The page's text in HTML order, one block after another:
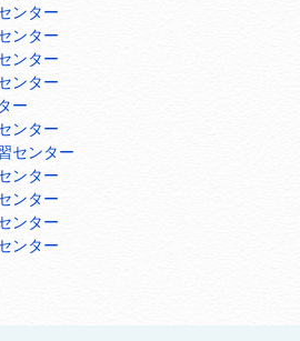
ンター
ンター
ンター
ンター
ー
ンター
センター
ンター
ンター
ンター
ンター